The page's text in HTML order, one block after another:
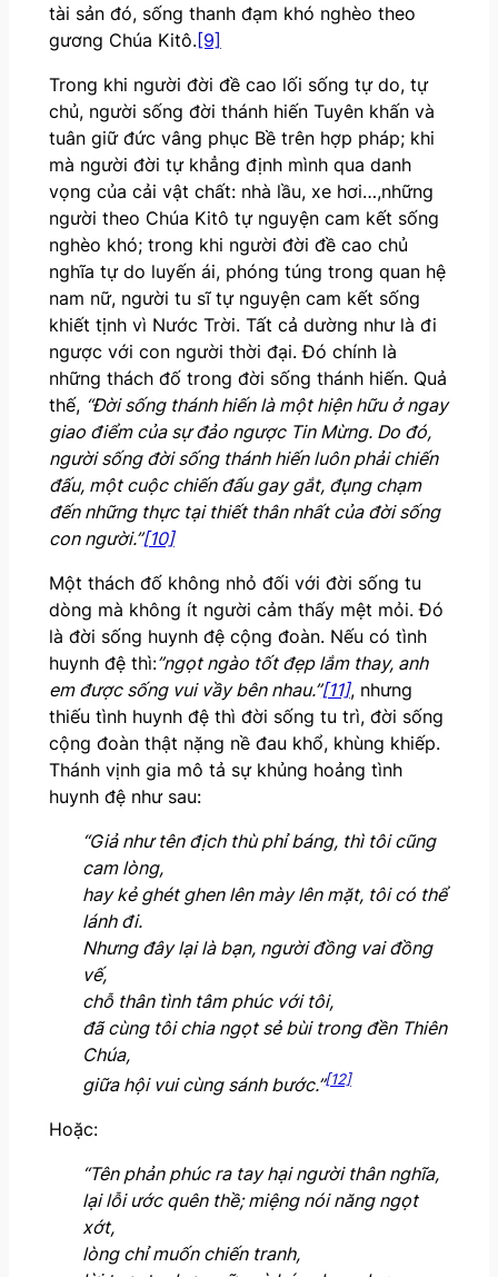
tài sản đó, sống thanh đạm khó nghèo theo
gương Chúa Kitô.[9]
Trong khi người đời đề cao lối sống tự do, tự
chủ, người sống đời thánh hiến Tuyên khấn và
tuân giữ đức vâng phục Bề trên hợp pháp; khi
mà người đời tự khẳng định mình qua danh
vọng của cải vật chất: nhà lầu, xe hơi…,những
người theo Chúa Kitô tự nguyện cam kết sống
nghèo khó; trong khi người đời đề cao chủ
nghĩa tự do luyến ái, phóng túng trong quan hệ
nam nữ, người tu sĩ tự nguyện cam kết sống
khiết tịnh vì Nước Trời. Tất cả dường như là đi
ngược với con người thời đại. Đó chính là
những thách đố trong đời sống thánh hiến. Quả
thế, “Đời sống thánh hiến là một hiện hữu ở ngay
giao điểm của sự đảo ngược Tin Mừng. Do đó,
người sống đời sống thánh hiến luôn phải chiến
đấu, một cuộc chiến đấu gay gắt, đụng chạm
đến những thực tại thiết thân nhất của đời sống
con người.”[10]
Một thách đố không nhỏ đối với đời sống tu
dòng mà không ít người cảm thấy mệt mỏi. Đó
là đời sống huynh đệ cộng đoàn. Nếu có tình
huynh đệ thì:”ngọt ngào tốt đẹp lắm thay, anh
em được sống vui vầy bên nhau.”[11], nhưng
thiếu tình huynh đệ thì đời sống tu trì, đời sống
cộng đoàn thật nặng nề đau khổ, khùng khiếp.
Thánh vịnh gia mô tả sự khủng hoảng tình
huynh đệ như sau:
“Giả như tên địch thù phỉ báng, thì tôi cũng
cam lòng,
hay kẻ ghét ghen lên mày lên mặt, tôi có thể
lánh đi.
Nhưng đây lại là bạn, người đồng vai đồng
vế,
chỗ thân tình tâm phúc với tôi,
đã cùng tôi chia ngọt sẻ bùi trong đền Thiên
Chúa,
giữa hội vui cùng sánh bước.”[12]
Hoặc:
“Tên phản phúc ra tay hại người thân nghĩa,
lại lỗi ước quên thề; miệng nói năng ngọt
xớt,
lòng chỉ muốn chiến tranh,